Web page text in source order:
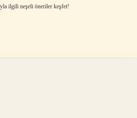
ilgili neşeli öneriler keşfet!